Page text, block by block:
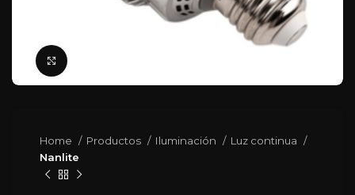
Home Productos Iluminación
Luz continua
Nanlite